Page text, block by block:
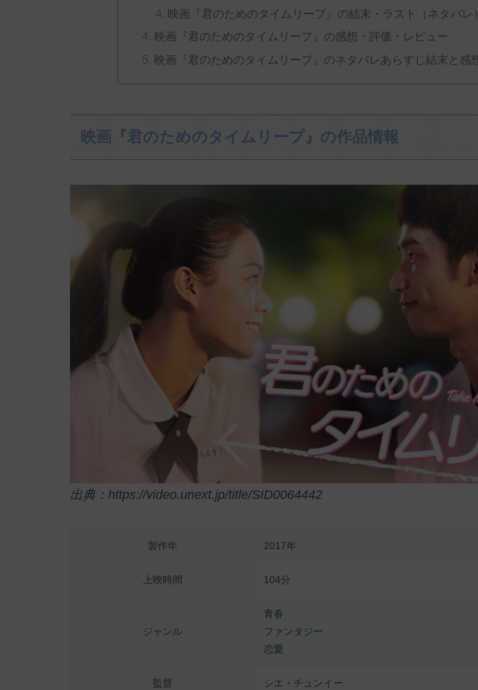
映画『君のためのタイムリープ』の結末・ラスト（ネタバレ）
映画『君のためのタイムリープ』の感想・評価・レビュー
映画『君のためのタイムリープ』のネタバレあらすじ結末と感
映画『君のためのタイムリープ』の作品情報
出典：https://video.unext.jp/title/SID0064442
製作年 2017年
上映時間 104分
ジャンル
青春
ファンタジー
恋愛
監督 シエ・チュンイー